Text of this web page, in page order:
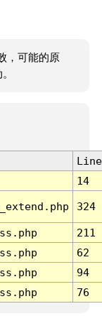
，可能的原
Line
14
324
211
62
94
76